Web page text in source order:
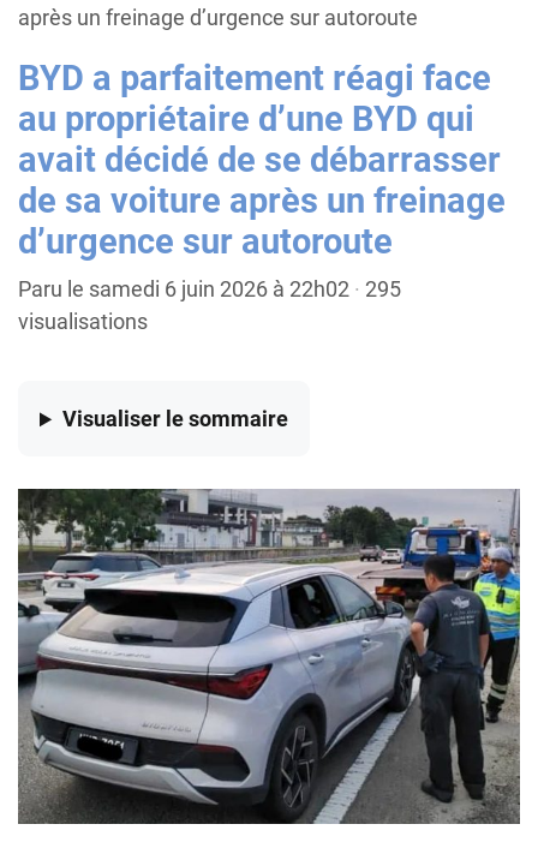
après un freinage d’urgence sur autoroute
BYD a parfaitement réagi face
au propriétaire d’une BYD qui
avait décidé de se débarrasser
de sa voiture après un freinage
d’urgence sur autoroute
Paru le samedi 6 juin 2026 à 22h02 · 295
visualisations
Visualiser le sommaire